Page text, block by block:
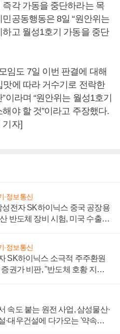
각 가동을 중단하라는 목
공동행동은 8일 “원안위는
고 월성1호기 가동을 중단
임도 7일 이번 판결에 대해
맛에 따라 거수기로 전락한
라며 “원안위는 월성1호기
야 할 것”이라고 주장했다.
기자]
·정보통신
성전자 SK하이닉스 중국 공장용
반도체 장비 시험, 미국 수출통
·정보통신
SK하이닉스 소극적 주주환원
권가 비판, "반도체 호황 지속
속도 붙는 원전 사업, 삼성물산·
·대우건설에 다가오는 '약속의